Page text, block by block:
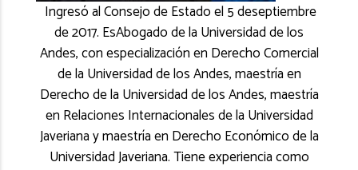
Ingresó al Consejo de Estado el 5 deseptiembre
de 2017. EsAbogado de la Universidad de los
Andes, con especialización en Derecho Comercial
de la Universidad de los Andes, maestría en
Derecho de la Universidad de los Andes, maestría
en Relaciones Internacionales de la Universidad
Javeriana y maestría en Derecho Económico de la
Universidad Javeriana. Tiene experiencia como